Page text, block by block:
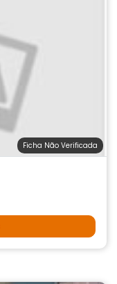
Ficha Não Verificada